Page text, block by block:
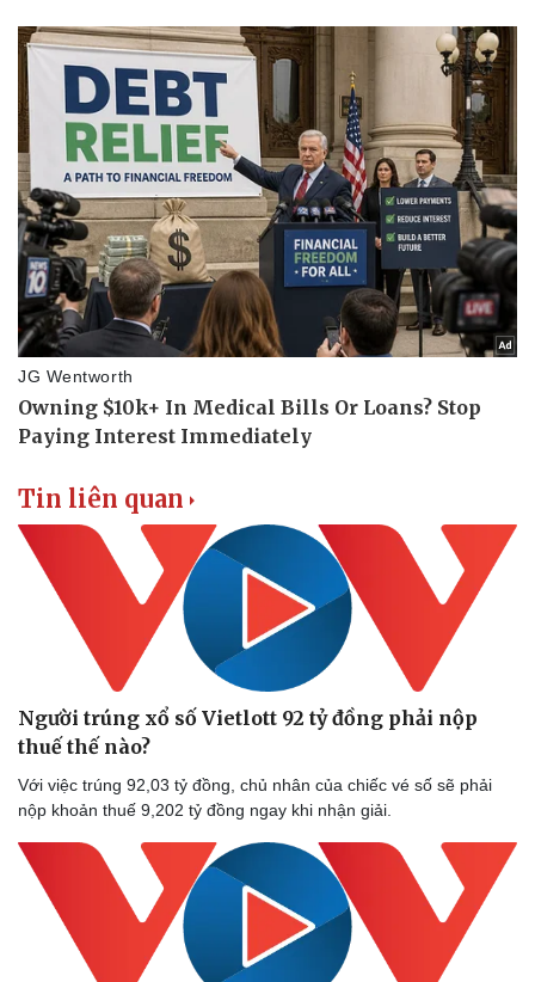
Tin liên quan
Người trúng xổ số Vietlott 92 tỷ đồng phải nộp
thuế thế nào?
Với việc trúng 92,03 tỷ đồng, chủ nhân của chiếc vé số sẽ phải
nộp khoản thuế 9,202 tỷ đồng ngay khi nhận giải.